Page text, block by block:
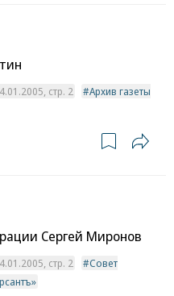
стр. 2
Архив газеты
Сергей Миронов
стр. 2
Совет